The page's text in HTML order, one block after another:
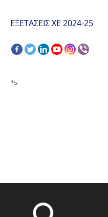
ΕΞΕΤΑΣΕΙΣ ΧΕ 2024-25
">